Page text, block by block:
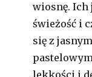
wiosnę. Ich
świeżość i
się z